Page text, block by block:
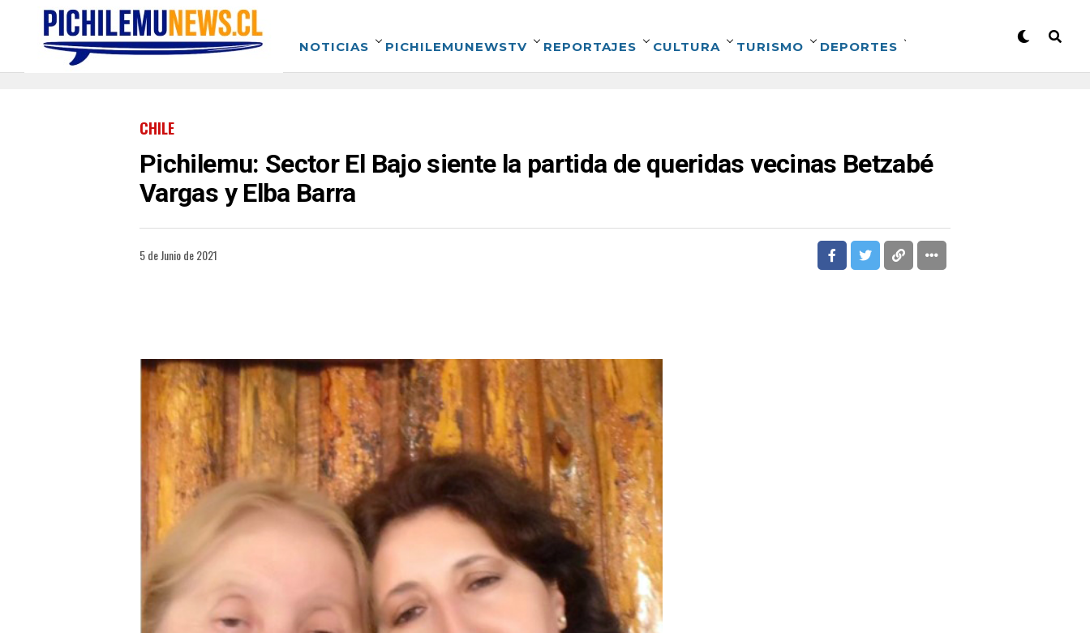
NOTICIAS PICHILEMUNEWSTV REPORTAJES CULTURA TURISMO DEPORTES
CHILE
Pichilemu: Sector El Bajo siente la partida de queridas vecinas Betzabé
Vargas y Elba Barra
5 de Junio de 2021